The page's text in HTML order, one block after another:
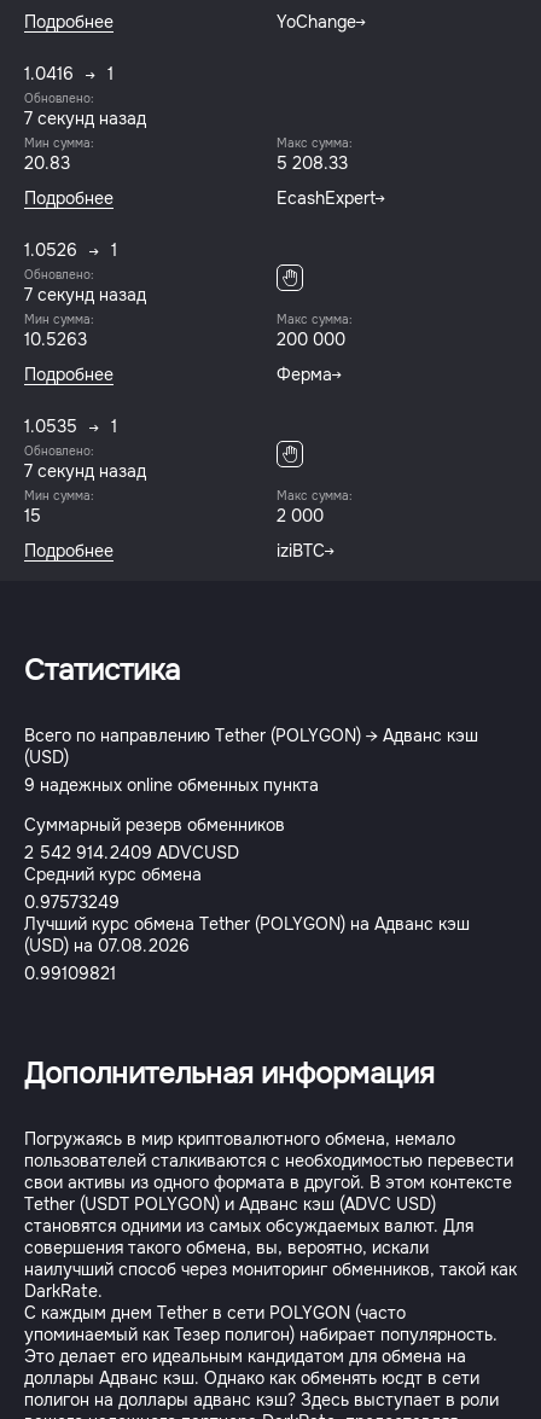
Подробнее
YoChange
1.0416 1
Обновлено:
8 секунд назад
Мин сумма:
20.83
Макс сумма:
5 208.33
Подробнее
EcashExpert
1.0526 1
Обновлено:
8 секунд назад
Мин сумма:
10.5263
Макс сумма:
200 000
Подробнее
Ферма
1.0535 1
Обновлено:
8 секунд назад
Мин сумма:
15
Макс сумма:
2 000
Подробнее
iziBTC
Статистика
Всего по направлению Tether (POLYGON) → Адванс кэш
(USD)
9 надежных online обменных пункта
Суммарный резерв обменников
2 542 914.2409 ADVCUSD
Средний курс обмена
0.97573249
Лучший курс обмена Tether (POLYGON) на Адванс кэш
(USD) на 07.08.2026
0.99109821
Дополнительная информация
Погружаясь в мир криптовалютного обмена, немало
пользователей сталкиваются с необходимостью перевести
свои активы из одного формата в другой. В этом контексте
Tether (USDT POLYGON) и Адванс кэш (ADVC USD)
становятся одними из самых обсуждаемых валют. Для
совершения такого обмена, вы, вероятно, искали
наилучший способ через мониторинг обменников, такой как
DarkRate.
С каждым днем Tether в сети POLYGON (часто
упоминаемый как Тезер полигон) набирает популярность.
Это делает его идеальным кандидатом для обмена на
доллары Адванс кэш. Однако как обменять юсдт в сети
полигон на доллары адванс кэш? Здесь выступает в роли